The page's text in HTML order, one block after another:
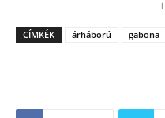
-
CÍMKÉK árháború gabona